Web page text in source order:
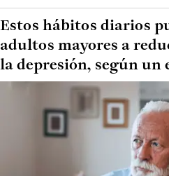
Estos hábitos diarios
adultos mayores a
la depresión, según un